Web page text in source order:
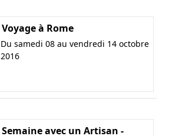
Voyage à Rome
Du samedi 08 au vendredi 14 octobre
2016
Semaine avec un Artisan -